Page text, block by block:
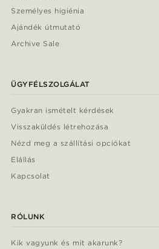
Személyes higiénia
Ajándék útmutató
Archive Sale
ÜGYFÉLSZOLGÁLAT
Gyakran ismételt kérdések
Visszaküldés létrehozása
Nézd meg a szállítási opciókat
Elállás
Kapcsolat
RÓLUNK
Kik vagyunk és mit akarunk?